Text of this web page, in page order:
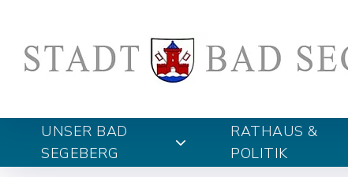
UNSER BAD
SEGEBERG
RATHAUS &
POLITIK